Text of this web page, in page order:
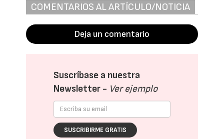
COMENTARIOS AL ARTÍCULO/NOTICIA
Deja un comentario
Suscríbase a nuestra
Newsletter - Ver ejemplo
SUSCRIBIRME GRATIS